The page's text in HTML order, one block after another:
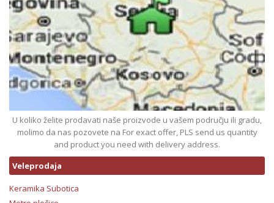
U koliko želite prodavati naše proizvode u vašem području ili gradu,
molimo da nas pozovete na For exact offer, PLS send us quantity
and product you need with delivery address.
Veleprodaja
Keramika Subotica